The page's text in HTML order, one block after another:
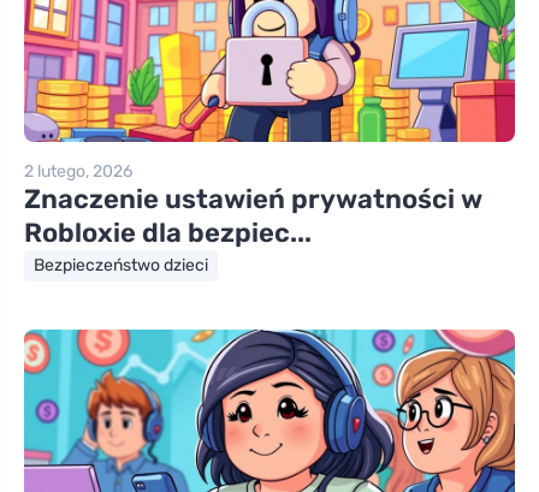
2 lutego, 2026
Znaczenie ustawień prywatności w
Robloxie dla bezpiec...
Bezpieczeństwo dzieci